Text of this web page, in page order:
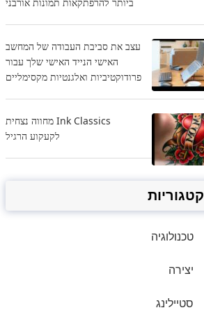
עצב את סביבת העבודה של המחשב
האישי הנייד האישי שלך עבור
פרודוקטיביות ואלגנטיות מקסימליים
Ink Classics מחווה נצחית
לקעקוע הרגיל
קטגוריות
טכנולוגיה
יצירה
סטיילינג